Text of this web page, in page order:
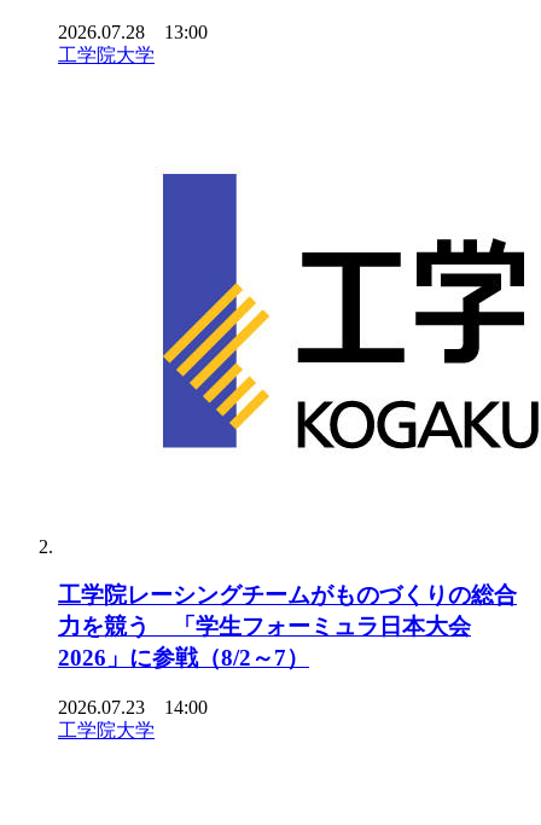
2026.07.28 13:00
工学院大学
工学院レーシングチームがものづくりの総合
力を競う 「学生フォーミュラ日本大会
2026」に参戦（8/2～7）
2026.07.23 14:00
工学院大学